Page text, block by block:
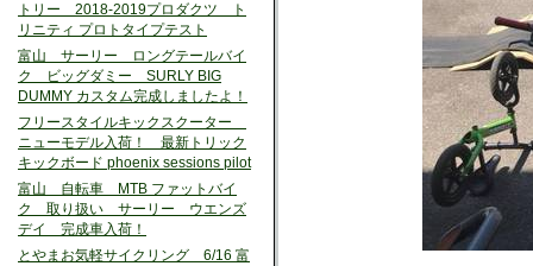
トリー 2018-2019プロダクツ ト
リニティ プロトタイプテスト
富山 サーリー ロングテールバイ
ク ビッグダミー SURLY BIG
DUMMY カスタム完成しましたよ！
フリースタイルキックスクーター
ニューモデル入荷！ 最新トリック
キックボード phoenix sessions pilot
富山 自転車 MTB ファットバイ
ク 取り扱い サーリー ウエンズ
デイ 完成車入荷！
とやまお気軽サイクリング 6/16 富